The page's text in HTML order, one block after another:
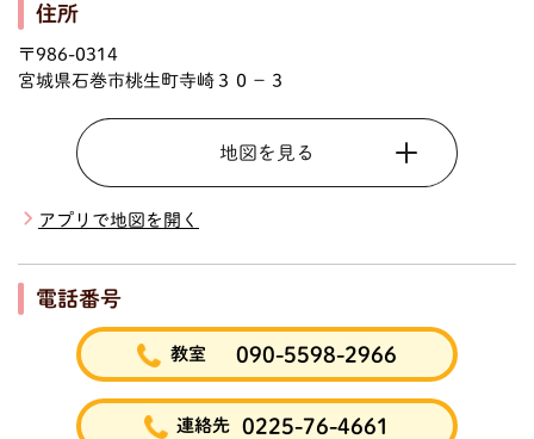
住所
〒986-0314
宮城県石巻市桃生町寺崎３０－３
地図を見る
アプリで地図を開く
電話番号
教室 090-5598-2966
連絡先 0225-76-4661